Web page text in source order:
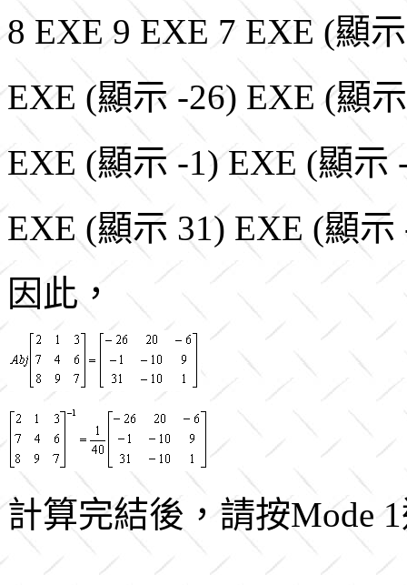
8 EXE 9 EXE 7 EXE (顯
EXE (顯示 -26) EXE (顯
EXE (顯示 -1) EXE (顯示
EXE (顯示 31) EXE (顯
因此，
計算完結後，請按Mode